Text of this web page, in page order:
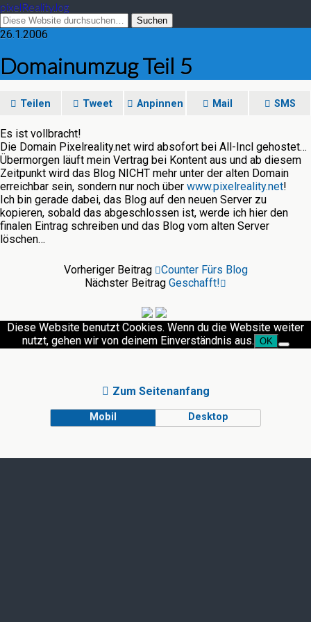
pixelReality.log
26.1.2006
Domainumzug Teil 5
Teilen Tweet Anpinnen Mail SMS
Es ist vollbracht!
Die Domain Pixelreality.net wird absofort bei All-Incl gehostet…
Übermorgen läuft mein Vertrag bei Kontent aus und ab diesem
Zeitpunkt wird das Blog NICHT mehr unter der alten Domain
erreichbar sein, sondern nur noch über www.pixelreality.net!
Ich bin gerade dabei, das Blog auf den neuen Server zu
kopieren, sobald das abgeschlossen ist, werde ich hier den
finalen Eintrag schreiben und das Blog vom alten Server
löschen…
Vorheriger Beitrag
Counter Fürs Blog
Nächster Beitrag Geschafft!
Diese Website benutzt Cookies. Wenn du die Website weiter
nutzt, gehen wir von deinem Einverständnis aus. OK
Zum Seitenanfang
Mobil Desktop